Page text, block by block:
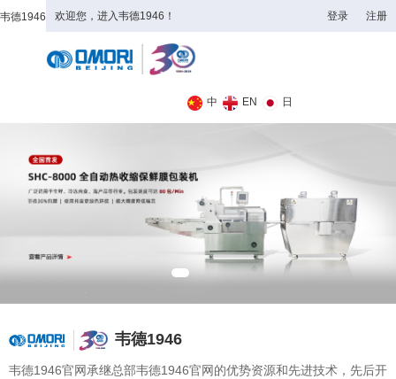
韦德1946 欢迎您，进入韦德1946！ 登录 注册
中 EN 日
韦德1946
韦德1946官网承继总部韦德1946官网的优势资源和先进技术，先后开